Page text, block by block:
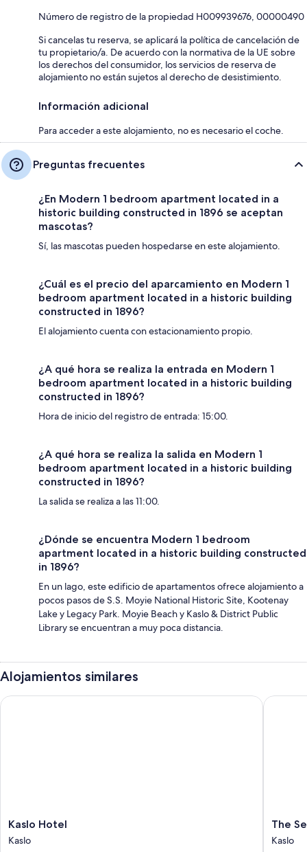
Número de registro de la propiedad H009939676, 00000490
Si cancelas tu reserva, se aplicará la política de cancelación de
tu propietario/a. De acuerdo con la normativa de la UE sobre
los derechos del consumidor, los servicios de reserva de
alojamiento no están sujetos al derecho de desistimiento.
Información adicional
Para acceder a este alojamiento, no es necesario el coche.
Preguntas frecuentes
¿En Modern 1 bedroom apartment located in a
historic building constructed in 1896 se aceptan
mascotas?
Sí, las mascotas pueden hospedarse en este alojamiento.
¿Cuál es el precio del aparcamiento en Modern 1
bedroom apartment located in a historic building
constructed in 1896?
El alojamiento cuenta con estacionamiento propio.
¿A qué hora se realiza la entrada en Modern 1
bedroom apartment located in a historic building
constructed in 1896?
Hora de inicio del registro de entrada: 15:00.
¿A qué hora se realiza la salida en Modern 1
bedroom apartment located in a historic building
constructed in 1896?
La salida se realiza a las 11:00.
¿Dónde se encuentra Modern 1 bedroom
apartment located in a historic building constructed
in 1896?
En un lago, este edificio de apartamentos ofrece alojamiento a
pocos pasos de S.S. Moyie National Historic Site, Kootenay
Lake y Legacy Park. Moyie Beach y Kaslo & District Public
Library se encuentran a muy poca distancia.
Alojamientos similares
Kaslo
Hotel
Kaslo
Kaslo Hotel
Kaslo
Kaslo Hotel
The
Sentinel
Kaslo
The
Kaslo
The